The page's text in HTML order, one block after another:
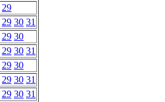
29
29 30 31
29 30
29 30 31
29 30
29 30 31
29 30 31